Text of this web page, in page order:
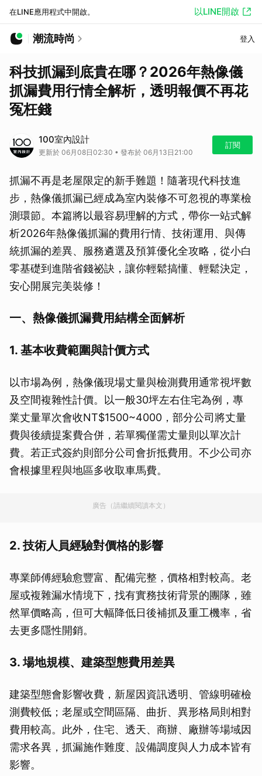
在LINE應用程式中開啟。 以LINE開啟
潮流時尚 登入
科技抓漏到底貴在哪？2026年熱像儀
抓漏費用行情全解析，透明報價不再花
冤枉錢
100室內設計
更新於 06月08日02:30 • 發布於 06月13日21:00
訂閱
抓漏不再是老屋限定的新手難題！隨著現代科技進
步，熱像儀抓漏已經成為室內裝修不可忽視的專業檢
測環節。本篇將以最容易理解的方式，帶你一站式解
析2026年熱像儀抓漏的費用行情、技術運用、與傳
統抓漏的差異、服務遴選及預算優化全攻略，從小白
零基礎到進階省錢祕訣，讓你輕鬆搞懂、輕鬆決定，
安心開展完美裝修！
一、熱像儀抓漏費用結構全面解析
1. 基本收費範圍與計價方式
以市場為例，熱像儀現場丈量與檢測費用通常視坪數
及空間複雜性計價。以一般30坪左右住宅為例，專
業丈量單次會收NT$1500~4000，部分公司將丈量
費與後續提案費合併，若單獨僅需丈量則以單次計
費。若正式簽約則部分公司會折抵費用。不少公司亦
會根據里程與地區多收取車馬費。
廣告（請繼續閱讀本文）
2. 技術人員經驗對價格的影響
專業師傅經驗愈豐富、配備完整，價格相對較高。老
屋或複雜漏水情境下，找有實務技術背景的團隊，雖
然單價略高，但可大幅降低日後補抓及重工機率，省
去更多隱性開銷。
3. 場地規模、建築型態費用差異
建築型態會影響收費，新屋因資訊透明、管線明確檢
測費較低；老屋或空間區隔、曲折、異形格局則相對
費用較高。此外，住宅、透天、商辦、廠辦等場域因
需求各異，抓漏施作難度、設備調度與人力成本皆有
影響。